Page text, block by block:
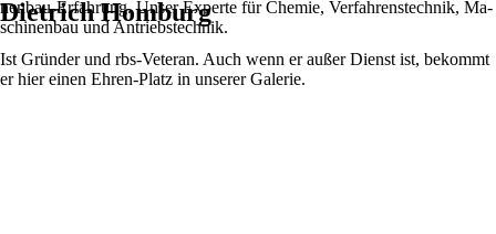
nen­bau-Erfah­rung. Unser Experte für Chemie, Ver­fah­rens­technik, Ma­
schi­nen­bau und An­triebs­technik.
Traktor oder am Motorrad. Außerdem besitzt er ein eigenes
Dietrich Homburg
Ist Gründer und rbs-Veteran. Auch wenn er außer Dienst ist, bekommt
er hier einen Ehren-Platz in unserer Galerie.